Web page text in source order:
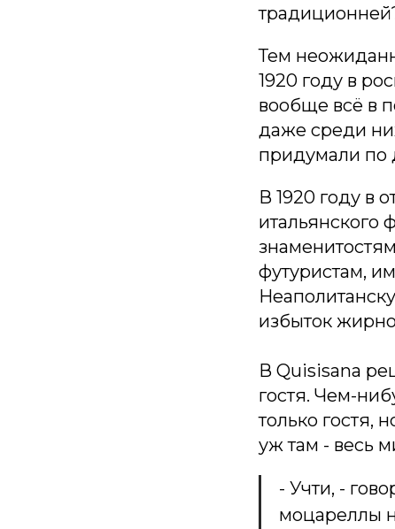
Тем
1920 году в
вообще всё в
даже среди
придумали по
В 1920 году в
итальянского
футуристам,
избыток
В Quisisana
гостя. Чем-
только гостя,
уж там - весь
- Учти, -
моцареллы